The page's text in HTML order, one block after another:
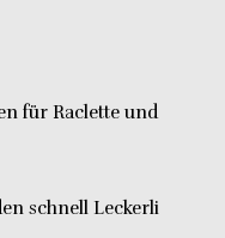
für Raclette und
schnell Leckerli